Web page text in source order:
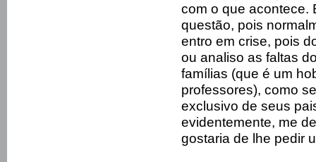
com o que acontece.
questão, pois
entro em crise, pois
ou analiso as faltas
famílias (que é um
professores), como
exclusivo de seus
evidentemente, me
gostaria de lhe pedir